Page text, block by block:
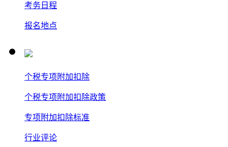
考务日程
报名地点
个税专项附加扣除
个税专项附加扣除政策
专项附加扣除标准
行业评论